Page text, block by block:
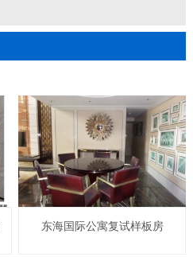
东海国际公寓复试样板房